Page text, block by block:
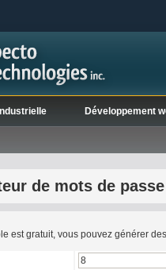
Développement
de mots de passe
est gratuit, vous pouvez générer